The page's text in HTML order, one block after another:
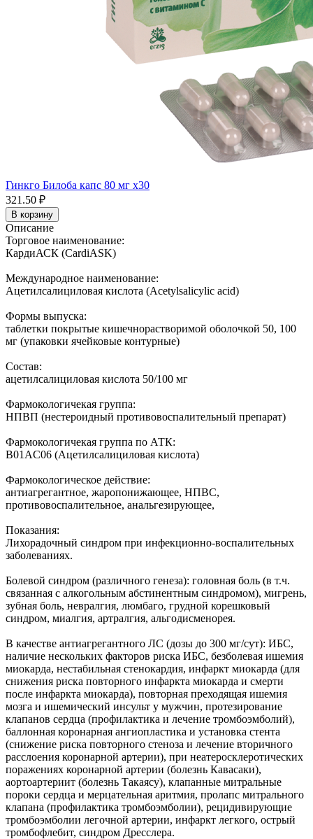
Гинкго Билоба капс 80 мг x30
321.50 ₽
В корзину
Описание
Торговое наименование:
КардиАСК (CardiASK)
Международное наименование:
Ацетилсалициловая кислота (Acetylsalicylic acid)
Формы выпуска:
таблетки покрытые кишечнорастворимой оболочкой 50, 100
мг (упаковки ячейковые контурные)
Состав:
ацетилсалициловая кислота 50/100 мг
Фармокологичекая группа:
НПВП (нестероидный противовоспалительный препарат)
Фармокологичекая группа по АТК:
B01AC06 (Ацетилсалициловая кислота)
Фармокологическое действие:
антиагрегантное, жаропонижающее, НПВС,
противовоспалительное, анальгезирующее,
Показания:
Лихорадочный синдром при инфекционно-воспалительных
заболеваниях.
Болевой синдром (различного генеза): головная боль (в т.ч.
связанная с алкогольным абстинентным синдромом), мигрень,
зубная боль, невралгия, люмбаго, грудной корешковый
синдром, миалгия, артралгия, альгодисменорея.
В качестве антиагрегантного ЛС (дозы до 300 мг/сут): ИБС,
наличие нескольких факторов риска ИБС, безболевая ишемия
миокарда, нестабильная стенокардия, инфаркт миокарда (для
снижения риска повторного инфаркта миокарда и смерти
после инфаркта миокарда), повторная преходящая ишемия
мозга и ишемический инсульт у мужчин, протезирование
клапанов сердца (профилактика и лечение тромбоэмболий),
баллонная коронарная ангиопластика и установка стента
(снижение риска повторного стеноза и лечение вторичного
расслоения коронарной артерии), при неатеросклеротических
поражениях коронарной артерии (болезнь Кавасаки),
аортоартериит (болезнь Такаясу), клапанные митральные
пороки сердца и мерцательная аритмия, пролапс митрального
клапана (профилактика тромбоэмболии), рецидивирующие
тромбоэмболии легочной артерии, инфаркт легкого, острый
тромбофлебит, синдром Дресслера.